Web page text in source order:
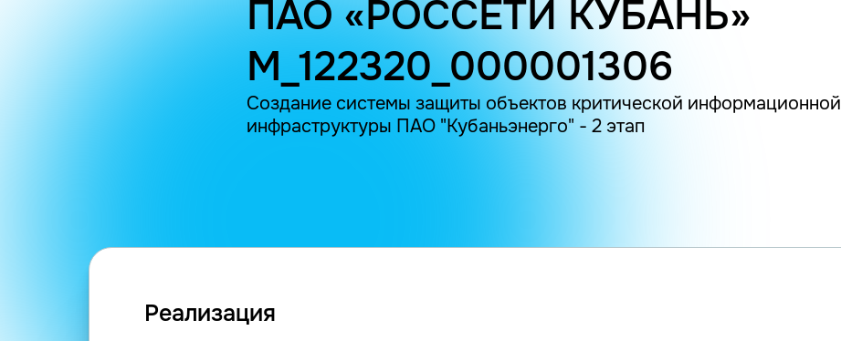
ПАО «РОССЕТИ КУБАНЬ»
M_122320_000001306
Создание системы защиты объектов критической информационной
инфраструктуры ПАО "Кубаньэнерго" - 2 этап
Реализация